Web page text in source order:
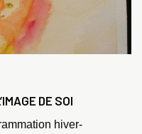
DE SOI
hiver-